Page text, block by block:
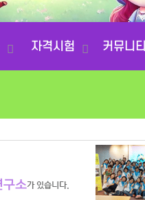
자격시험 커뮤니티